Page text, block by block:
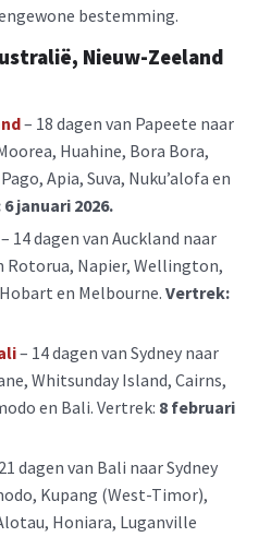
bestemming.
Nieuw-Zeeland
– 18 dagen van Papeete naar
Huahine, Bora Bora,
Apia, Suva, Nuku’alofa en
januari 2026.
– 14 dagen van Auckland naar
Rotorua, Napier, Wellington,
en Melbourne. Vertrek:
– 14 dagen van Sydney naar
Whitsunday Island, Cairns,
en Bali. Vertrek: 8 februari
dagen van Bali naar Sydney
Kupang (West-Timor),
Honiara, Luganville